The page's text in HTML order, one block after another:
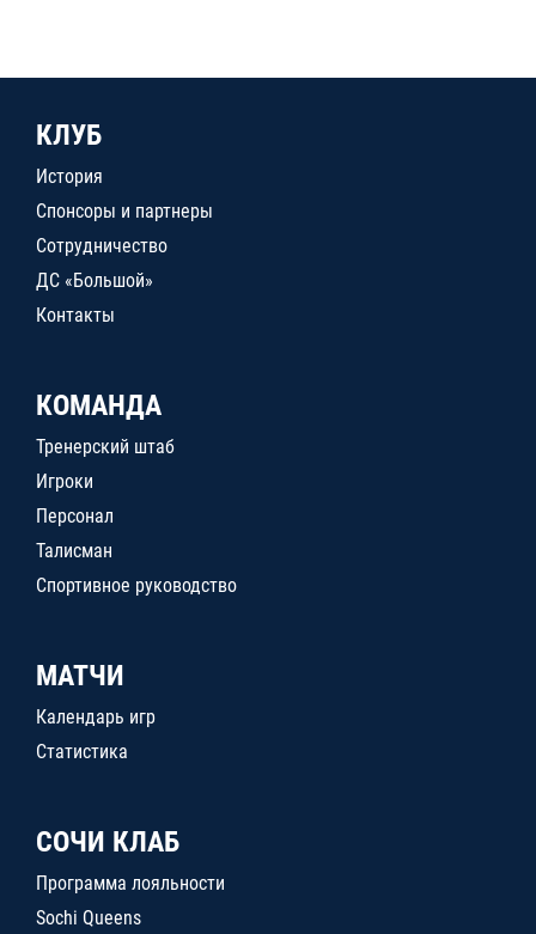
КЛУБ
История
Спонсоры и партнеры
Сотрудничество
ДС «Большой»
Контакты
КОМАНДА
Тренерский штаб
Игроки
Персонал
Талисман
Спортивное руководство
МАТЧИ
Календарь игр
Статистика
СОЧИ КЛАБ
Программа лояльности
Sochi Queens